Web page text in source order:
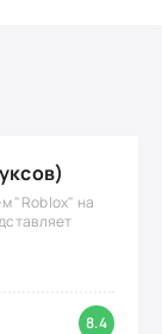
"Roblox" на
8.4